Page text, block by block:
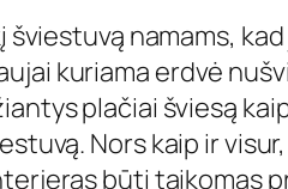
šviestuvą namams,
kuriama erdvė
plačiai šviesą
Nors kaip ir
būti taikomas